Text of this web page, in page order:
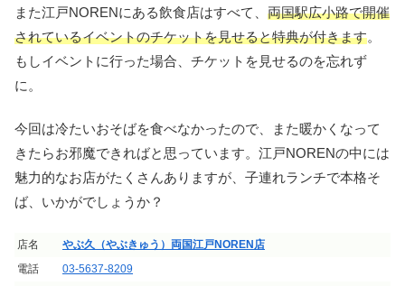
また江戸NORENにある飲食店はすべて、 両国駅広小路で開催
されているイベントのチケットを見せると特典が付きます。
もしイベントに行った場合、チケットを見せるのを忘れず
に。
今回は冷たいおそばを食べなかったので、また暖かくなって
きたらお邪魔できればと思っています。江戸NORENの中には
魅力的なお店がたくさんありますが、子連れランチで本格そ
ば、いかがでしょうか？
店名
やぶ久（やぶきゅう）両国江戸NOREN店
電話
03-5637-8209